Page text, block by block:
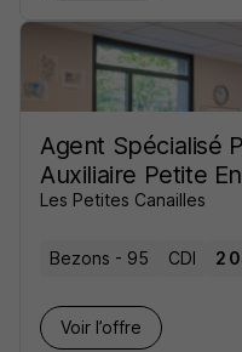
Agent Spécialisé
Auxiliaire Petite
Les Petites Canailles
Bezons - 95 CDI 2
Voir l’offre